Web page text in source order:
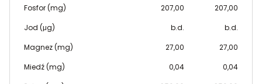
Fosfor (mg)
207,00
207,00
Jod (μg)
b.d.
b.d.
Magnez (mg)
27,00
27,00
Miedź (mg)
0,04
0,04